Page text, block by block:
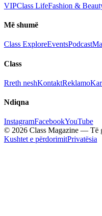
VIPClass LifeFashion &
Më shumë
Class ExploreEventsPodcast
Class
Rreth neshKontaktReklamo
Ndiqna
InstagramFacebookYouTube
© 2026 Class Magazine — Të
Kushtet e përdorimitPrivatësia